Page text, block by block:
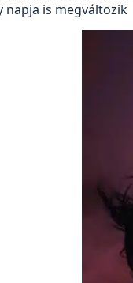
napja is megváltozik